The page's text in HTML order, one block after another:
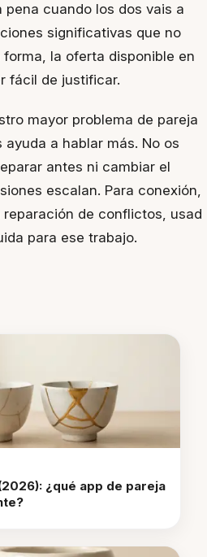
pena cuando los dos vais a
significativas que no
la oferta disponible en
fácil de justificar.
mayor problema de pareja
a hablar más. No os
antes ni cambiar el
escalan. Para conexión,
reparación de conflictos, usad
para ese trabajo.
¿qué app de pareja